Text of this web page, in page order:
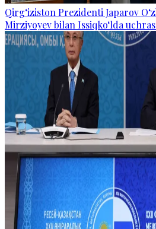
Qirg‘iziston Prezidenti Japarov
Mirziyoyev bilan Issiqko‘lda